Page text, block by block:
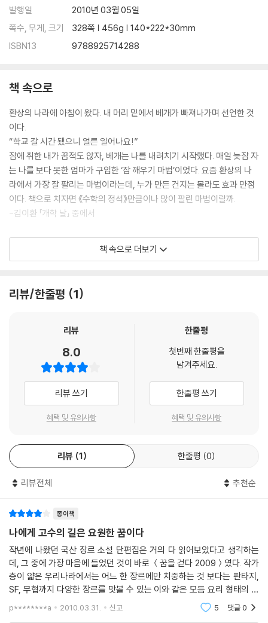
발행일
2010년 03월 05일
쪽수, 무게, 크기
328쪽 | 456g | 140*222*30mm
ISBN13
9788925714288
책 속으로
환상의 나라에 아침이 왔다. 내 머리 밑에서 베개가 빠져나가며 선언한 것
이다.
“학교 갈 시간 됐으니 얼른 일어나요!”
잠에 취한 내가 꿈적도 않자, 베개는 나를 내려치기 시작했다. 매일 늦잠 자
는 나를 보다 못한 엄마가 구입한 ‘잠 깨우기 마법’이었다. 요즘 환상의 나
라에서 가장 잘 팔리는 마법이라는데, 누가 만든 건지는 몰라도 효과 만점
이다. 책으로 치자면 《수학의 정석》만큼이나 많이 팔린 마법이랄까.
-김이환 「개학 날」 중에서
내 첫 시간 여행은 역사책에 남았을 것이다. 내가 도착한 장소에는 아마도
었다. 지금 지고 있는 막대한 사채 역시, ‘미래의 나’가 모두 갚아 줄 수 있으
원천을 만든 ‘현재의 나’에게 그 빚을 갚는 것은 당연하다면 당연한 일이라
타임머신이 멈추고 오십 년 후에 도착했음을 알렸을 때까지는.
-문영 「아내를 위하여」 중에서
문은 기준이다. 공간은 문을 기준 삼아 안쪽과 바깥쪽으로 구분된다.
로 문지기다.
나는 이제 문지기가 되었다. 아버지가 그랬듯 안쪽을 지키기 위해 바깥쪽
을 막아서는 평범한 문지기.
그러나 세상에는 나와는, 또 아버지와는 조금 다른 문지기도 있다. 양쪽 모
덕목으로 삼아야 하는 특별한 문지기 말이다.
-이재일 「문지기」 중에서
모래바람 휘몰아치는 거대한 쓰레기장이었다. 나는 한동안 쓰레기를 뒤졌
다. 그리고 마침내 부서진 채 모래바람에 씻기고 있는 SM11-136을 찾아
이럴 수가! 내 눈을 촉촉하게 하고 있는 건 분명 눈물이었다. SM11-136은
책 속으로 더보기
리뷰/한줄평 1
리뷰
8.0
리뷰 쓰기
혜택 및 유의사항
한줄평
첫번째 한줄평을
남겨주세요.
한줄평 쓰기
혜택 및 유의사항
리뷰 1 한줄평 0
리뷰전체 추천순
종이책
나에게 고수의 길은 요원한 꿈이다
작년에 나왔던 국산 장르 소설 단편집은 거의 다 읽어보았다고 생각하는
데, 그 중에 가장 마음에 들었던 것이 바로 ＜꿈을 걷다 2009＞였다. 작가
층이 얇은 우리나라에서는 어느 한 장르에만 치중하는 것 보다는 판타지,
SF, 무협까지 다양한 장르를 맛볼 수 있는 이와 같은 모듬 요리 형태의 단
편집이 더 형편에 맞지 않나 싶다. 2009년도 판은 엔터테인먼트라는 측면
만 놓고 보면 동급
p********a 2010.03.31. 신고 5 댓글0